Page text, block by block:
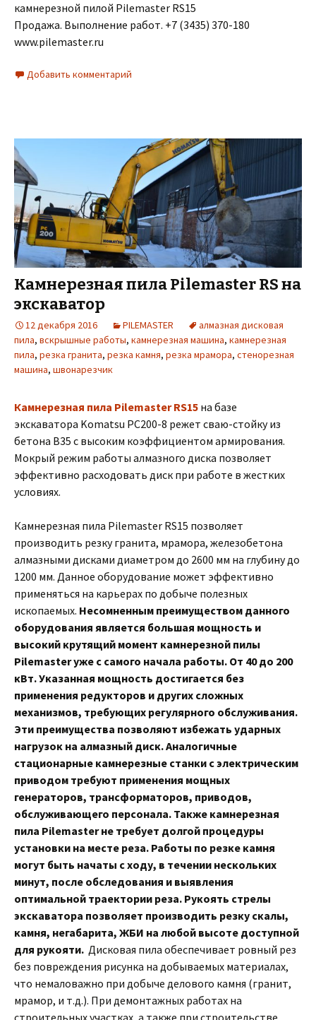
камнерезной пилой Pilemaster RS15
Продажа. Выполнение работ. +7 (3435) 370-180
www.pilemaster.ru
Добавить комментарий
Камнерезная пила Pilemaster RS на
экскаватор
12 декабря 2016 PILEMASTER
алмазная дисковая
пила, вскрышные работы, камнерезная машина, камнерезная
пила, резка гранита, резка камня, резка мрамора, стенорезная
машина, швонарезчик
Камнерезная пила Pilemaster RS15 на базе
экскаватора Komatsu PC200-8 режет сваю-стойку из
бетона B35 с высоким коэффициентом армирования.
Мокрый режим работы алмазного диска позволяет
эффективно расходовать диск при работе в жестких
условиях.
Камнерезная пила Pilemaster RS15 позволяет
производить резку гранита, мрамора, железобетона
алмазными дисками диаметром до 2600 мм на глубину до
1200 мм. Данное оборудование может эффективно
применяться на карьерах по добыче полезных
ископаемых. Несомненным преимуществом данного
оборудования является большая мощность и
высокий крутящий момент камнерезной пилы
Pilemaster уже с самого начала работы. От 40 до 200
кВт. Указанная мощность достигается без
применения редукторов и других сложных
механизмов, требующих регулярного обслуживания.
Эти преимущества позволяют избежать ударных
нагрузок на алмазный диск. Аналогичные
стационарные камнерезные станки с электрическим
приводом требуют применения мощных
генераторов, трансформаторов, приводов,
обслуживающего персонала. Также камнерезная
пила Pilemaster не требует долгой процедуры
установки на месте реза. Работы по резке камня
могут быть начаты с ходу, в течении нескольких
минут, после обследования и выявления
оптимальной траектории реза. Рукоять стрелы
экскаватора позволяет производить резку скалы,
камня, негабарита, ЖБИ на любой высоте доступной
для рукояти. Дисковая пила обеспечивает ровный рез
без повреждения рисунка на добываемых материалах,
что немаловажно при добыче делового камня (гранит,
мрамор, и т.д.). При демонтажных работах на
строительных участках, а также при строительстве